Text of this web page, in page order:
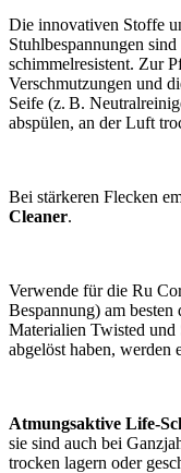
Die innovativen Stoffe
Stuhlbespannungen
schimmelresistent. Zur
Verschmutzungen und
Seife (z. B.
abspülen, an der Luft
Bei stärkeren Flecken
Cleaner.
Verwende für die Ru
Bespannung) am besten
Materialien Twisted
abgelöst haben, werden
Atmungsaktive Life-
sie sind auch bei
trocken lagern oder